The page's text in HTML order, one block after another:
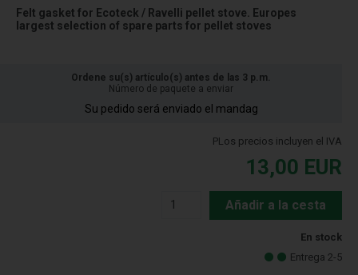
Felt gasket for Ecoteck / Ravelli pellet stove. Europes
largest selection of spare parts for pellet stoves
Ordene su(s) artículo(s) antes de las 3 p.m.
Número de paquete a enviar
Su pedido será enviado el mandag
PLos precios incluyen el IVA
13,00 EUR
Añadir a la cesta
En stock
Entrega 2-5